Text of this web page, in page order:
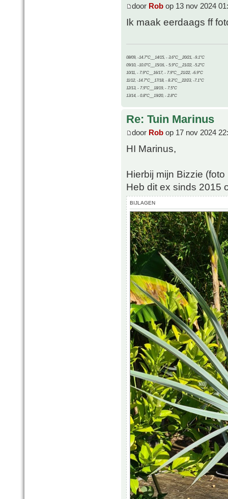
door Rob op 13 nov 2024
Ik maak eerdaags ff
08/09, -14.7°C__14/15, - 3.6°C__20/21, -9.1°C
09/10, -10.0°C__15/16, - 5.9°C__21/22, -5.2°C
10/11, - 7.9°C__16/17, - 7.9°C__21/22, -6.9°C
11/12, -14.7°C__17/18, - 8.3°C__22/23, -7.1°C
12/13, - 7.9°C__18/19, - 7.5°C
13/14, - 0.8°C__19/20, - 2.8°C
Re: Tuin Marinus
door Rob op 17 nov 2024
HI Marinus,
Hierbij mijn Bizzie
Heb dit ex sinds 2015
BIJLAGEN